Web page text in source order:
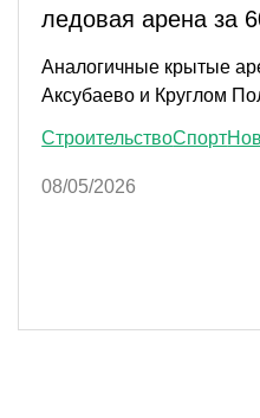
ледовая арена за
Аналогичные крытые
Аксубаево и Круглом
СтроительствоСпорт
08/05/2026